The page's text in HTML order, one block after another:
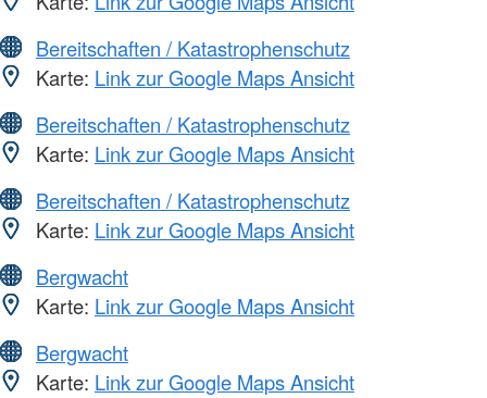
Bereitschaften / Katastrophenschutz
Karte: Link zur Google Maps Ansicht
Bereitschaften / Katastrophenschutz
Karte: Link zur Google Maps Ansicht
Bereitschaften / Katastrophenschutz
Karte: Link zur Google Maps Ansicht
Bergwacht
Karte: Link zur Google Maps Ansicht
Bergwacht
Karte: Link zur Google Maps Ansicht